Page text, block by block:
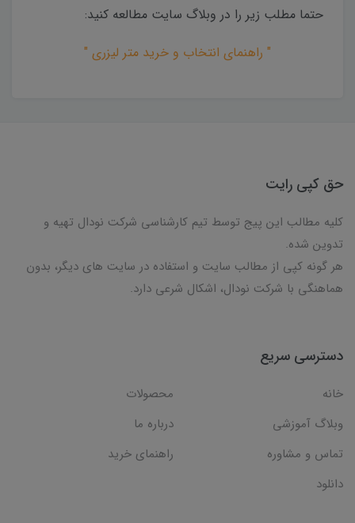
حتما مطلب زیر را در وبلاگ سایت مطالعه کنید:
" راهنمای انتخاب و خرید متر لیزری "
حق کپی رایت
کلیه مطالب این پیج توسط تیم کارشناسی شرکت نودال تهیه و
تدوین شده.
هر گونه کپی از مطالب سایت و استفاده در سایت های دیگر، بدون
هماهنگی با شرکت نودال، اشکال شرعی دارد.
دسترسی سریع
خانه
محصولات
وبلاگ آموزشی
درباره ما
تماس و مشاوره
راهنمای خرید
دانلود